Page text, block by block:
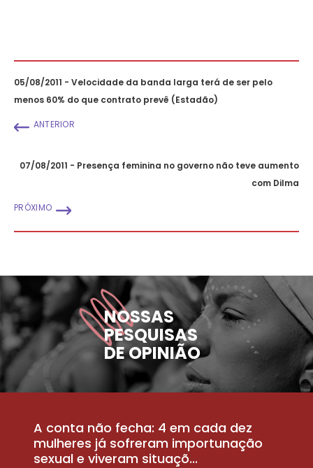
05/08/2011 - Velocidade da banda larga terá de ser pelo
menos 60% do que contrato prevê (Estadão)
ANTERIOR
07/08/2011 - Presença feminina no governo não teve aumento
com Dilma
PRÓXIMO
NOSSAS
PESQUISAS
DE OPINIÃO
A conta não fecha: 4 em cada dez
mulheres já sofreram importunação
sexual e viveram situaçõ...